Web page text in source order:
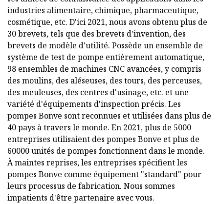
industries alimentaire, chimique, pharmaceutique,
cosmétique, etc. D'ici 2021, nous avons obtenu plus de
30 brevets, tels que des brevets d'invention, des
brevets de modèle d'utilité. Possède un ensemble de
système de test de pompe entièrement automatique,
98 ensembles de machines CNC avancées, y compris
des moulins, des aléseuses, des tours, des perceuses,
des meuleuses, des centres d'usinage, etc. et une
variété d'équipements d'inspection précis. Les
pompes Bonve sont reconnues et utilisées dans plus de
40 pays à travers le monde. En 2021, plus de 5000
entreprises utilisaient des pompes Bonve et plus de
60000 unités de pompes fonctionnent dans le monde.
À maintes reprises, les entreprises spécifient les
pompes Bonve comme équipement "standard" pour
leurs processus de fabrication. Nous sommes
impatients d'être partenaire avec vous.